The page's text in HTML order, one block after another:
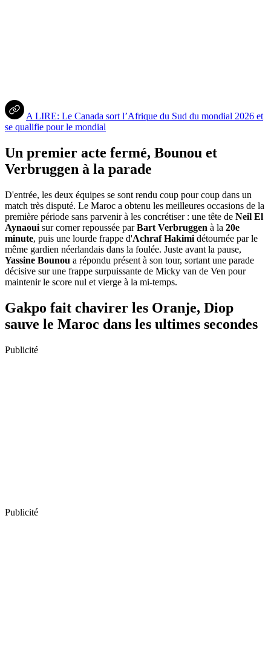
A LIRE: Le Canada sort l’Afrique du Sud du mondial 2026 et
se qualifie pour le mondial
Un premier acte fermé, Bounou et
Verbruggen à la parade
D'entrée, les deux équipes se sont rendu coup pour coup dans un
match très disputé. Le Maroc a obtenu les meilleures occasions de la
première période sans parvenir à les concrétiser : une tête de Neil El
Aynaoui sur corner repoussée parBart Verbruggen à la 20e
minute, puis une lourde frappe d'Achraf Hakimi détournée par le
même gardien néerlandais dans la foulée. Juste avant la pause,
Yassine Bounou a répondu présent à son tour, sortant une parade
décisive sur une frappe surpuissante de Micky van de Ven pour
maintenir le score nul et vierge à la mi-temps.
Gakpo fait chavirer les Oranje, Diop
sauve le Maroc dans les ultimes secondes
Publicité
Publicité